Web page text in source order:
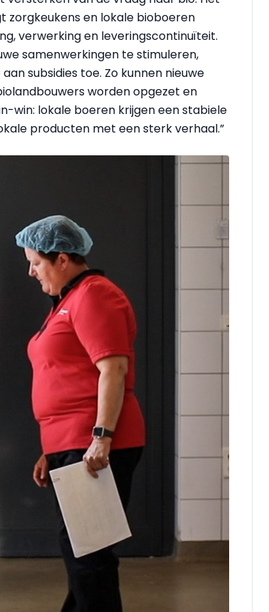
en lokale bioboeren
verwerking en leveringscontinuïteit.
samenwerkingen te stimuleren,
subsidies toe. Zo kunnen nieuwe
worden opgezet en
win: lokale boeren krijgen een stabiele
producten met een sterk verhaal.”